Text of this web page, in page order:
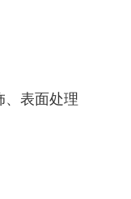
、表面处理